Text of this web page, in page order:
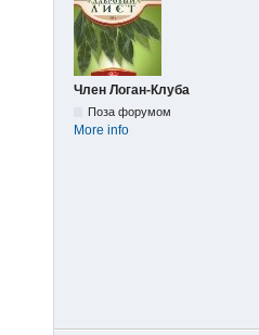
Член Логан-Клуба
Поза форумом
More info